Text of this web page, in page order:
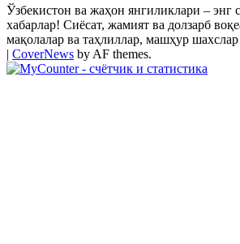
Ўзбекистон ва жаҳон янгиликлари – энг
хабарлар! Сиёсат, жамият ва долзарб
мақолалар ва таҳлиллар, машҳур
| CoverNews by AF themes.